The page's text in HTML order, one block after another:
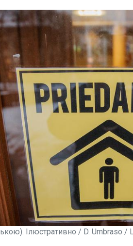
Ілюстративно / D. Umbraso /